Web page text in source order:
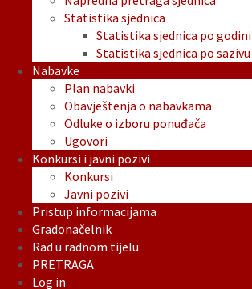
Statistika sjednica
Statistika sjednica po godini
Statistika sjednica po sazivu
Nabavke
Plan nabavki
Obavještenja o nabavkama
Odluke o izboru ponuđača
Ugovori
Konkursi i javni pozivi
Konkursi
Javni pozivi
Pristup informacijama
Gradonačelnik
Rad u radnom tijelu
PRETRAGA
Log in